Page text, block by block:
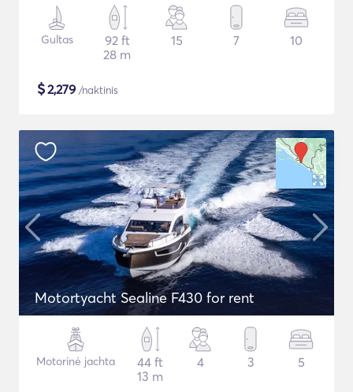
Gultas
92 ft
28 m
15 7 10
$2,279 /naktinis
Motortyacht Sealine F430 for rent
Motorinė jachta
44 ft
13 m
4 3 5